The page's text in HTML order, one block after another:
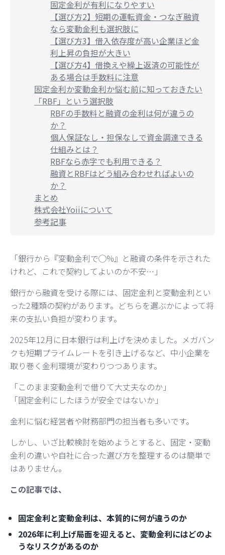
固定金利が有利になりやすい
【選び方2】短期の運転資金・つなぎ融資
なら変動金利も選択肢に
【選び方3】借入依存度が高い企業ほど金
利上昇の負担が大きい
【選び方4】借換えや繰上返済の可能性が
ある場合は手数料に注意
固定金利か変動金利か悩む前に知っておきたい
「RBF」という選択肢
RBFの手数料と融資の金利は何が違うの
か？
個人保証なし・担保なしで資金調達できる
仕組みとは？
RBFなら赤字でも利用できる？
融資とRBFはどう組み合わせればよいの
か？
まとめ
株式会社Yoiiについて
参考記事
「銀行から『変動金利で◯%』と融資の条件を示された
けれど、これで契約してよいのか不安…」
銀行から融資を受ける際には、固定金利と変動金利とい
った2種類の契約があります。どちらを選ぶかによって将
来の支払い負担が変わります。
2025年12月に日本銀行は利上げを決めました。メガバン
クも短期プライムレートを引き上げるなど、中小企業を
取り巻く金利環境が変わりつつあります。
「このまま変動金利で借りて大丈夫なのか」
「固定金利にしたほうが安全ではないか」
金利に悩む経営者や財務部門の担当者も多いです。
しかし、いざ比較検討を始めようとすると、固定・変動
金利の違いや自社に合った選び方を整理するのは簡単で
はありません。
この記事では、
固定金利と変動金利は、本質的に何が違うのか
2026年に利上げ局面を迎えると、変動金利にはどのよ
うなリスクがあるのか